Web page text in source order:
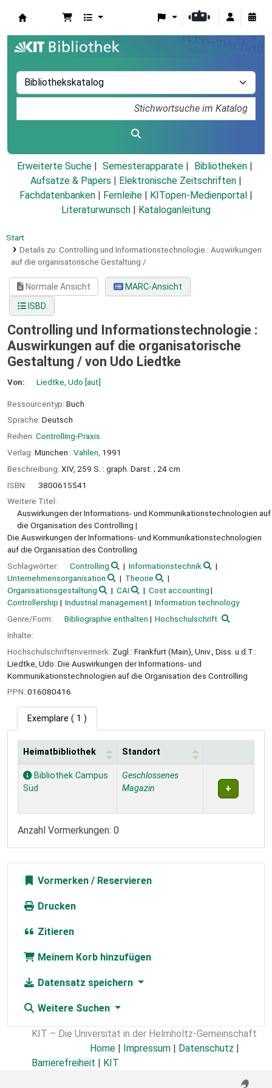
Erweiterte Suche Semesterapparate
Bibliotheken
Aufsätze & Papers
Elektronische Zeitschriften
Fachdatenbanken
Fernleihe KITopen-Medienportal
Literaturwunsch
Kataloganleitung
Start
Details zu: Controlling und Informationstechnologie : Auswirkungen
auf die organisatorische Gestaltung /
Normale Ansicht
MARC-Ansicht
ISBD
Controlling und Informationstechnologie :
Auswirkungen auf die organisatorische
Gestaltung / von Udo Liedtke
Von: Liedtke, Udo [aut]
Ressourcentyp: Buch
Sprache: Deutsch
Reihen: Controlling-Praxis
Verlag: München : Vahlen, 1991
Beschreibung: XIV, 259 S. : graph. Darst. ; 24 cm
ISBN:
3800615541
Weitere Titel:
Auswirkungen der Informations- und Kommunikationstechnologien auf
die Organisation des Controlling
Die Auswirkungen der Informations- und Kommunikationstechnologien
auf die Organisation des Controlling
Schlagwörter:
Controlling
Informationstechnik
Unternehmensorganisation
Theorie
Organisationsgestaltung
CAI
Cost accounting
Controllership
Industrial management
Information technology
Genre/Form:
Bibliographie enthalten
Hochschulschrift
Inhalte:
Hochschulschriftenvermerk: Zugl.: Frankfurt (Main), Univ., Diss. u.d.T.:
Liedtke, Udo: Die Auswirkungen der Informations- und
Kommunikationstechnologien auf die Organisation des Controlling
PPN: 016080416
Exemplare ( 1 )
Exemplare
Heimatbibliothek Standort
Bibliothek Campus
Süd
Geschlossenes
Magazin
Anzahl Vormerkungen: 0
Vormerken
Drucken
Zitieren
Meinem Korb hinzufügen
Datensatz speichern
Weitere Suchen
KIT – Die Universität in der Helmholtz-Gemeinschaft
Home | Impressum | Datenschutz |
Barrierefreiheit | KIT